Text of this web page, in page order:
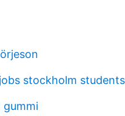
stockholm students
gummi